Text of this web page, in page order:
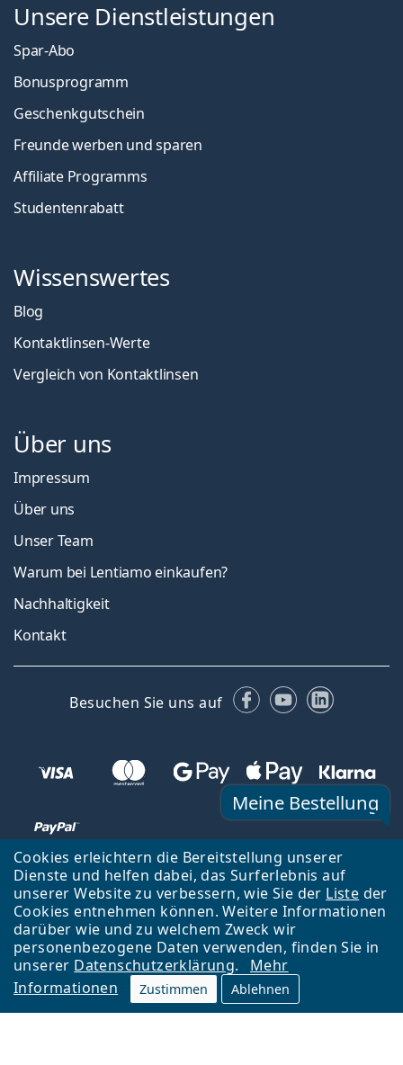
Cookies erleichtern die Bereitstellung unserer
Dienste und helfen dabei, das Surferlebnis auf
unserer Website zu verbessern, wie Sie der Liste der
Cookies entnehmen können. Weitere Informationen
darüber wie und zu welchem Zweck wir
personenbezogene Daten verwenden, finden Sie in
unserer Datenschutzerklärung.
Mehr
Informationen
Zustimmen Ablehnen
Meine Bestellung
Unsere Dienstleistungen
Spar-Abo
Bonusprogramm
Geschenkgutschein
Freunde werben und sparen
Affiliate Programms
Studentenrabatt
Wissenswertes
Blog
Kontaktlinsen-Werte
Vergleich von Kontaktlinsen
Über uns
Impressum
Über uns
Unser Team
Warum bei Lentiamo einkaufen?
Nachhaltigkeit
Kontakt
Besuchen Sie uns auf Facebook
YouTubeLinkedIn
Zurück zur Hauptseite
Nach oben
Lentiamo s.r.o., Tschechien ist Eigentümer und Betreiber des Online-
Shops Lentiamo.at
Seit 18 Jahren sind wir für Sie da.